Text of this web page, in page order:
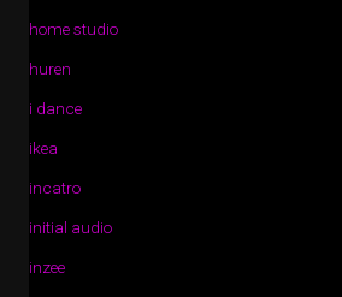
home studio
huren
i dance
ikea
incatro
initial audio
inzee